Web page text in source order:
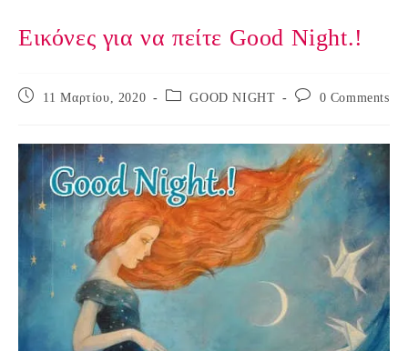
Εικόνες για να πείτε Good Night.!
Post
11 Μαρτίου, 2020
Post GOOD NIGHT
Post
0 Comments